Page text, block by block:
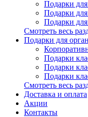
Подарки
Подарки
Подарки для
Смотреть весь
Подарки для
Подарки
Подарки
Подарки
Смотреть весь
Доставка и оплата
Акции
Контакты